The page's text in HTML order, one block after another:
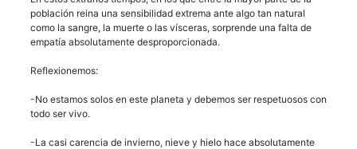
población reina una sensibilidad extrema ante algo tan natural
como la sangre, la muerte o las vísceras, sorprende una falta de
empatía absolutamente desproporcionada.
Reflexionemos:
-No estamos solos en este planeta y debemos ser respetuosos con
todo ser vivo.
-La casi carencia de invierno, nieve y hielo hace absolutamente